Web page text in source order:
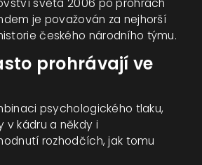
je považován za nejhorší
českého národního týmu.
prohrávají ve
psychologického tlaku,
v kádru a někdy i
rozhodčích, jak tomu